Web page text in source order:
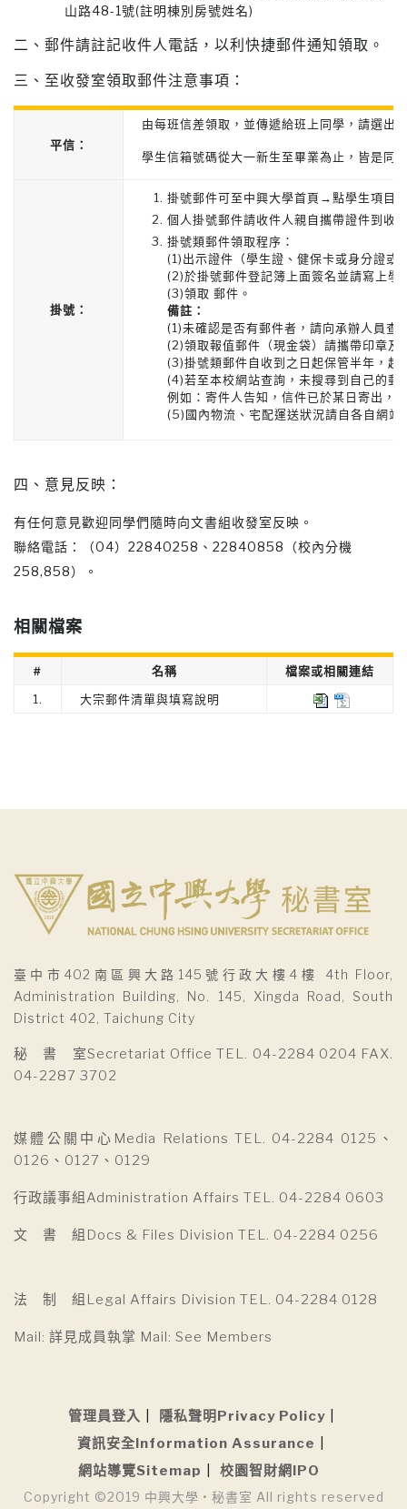
山路48-1號(註明棟別房號姓名)
二、郵件請註記收件人電話，以利快捷郵件通知領取。
三、至收發室領取郵件注意事項：
平信：
由每班信差領取，並傳遞給班上同學，請選出
學生信箱號碼從大一新生至畢業為止，皆是同
掛號：
掛號郵件可至中興大學首頁→點學生項目
個人掛號郵件請收件人親自攜帶證件到收
掛號類郵件領取程序：
(1)出示證件（學生證、健保卡或身分證或
(2)於掛號郵件登記簿上面簽名並請寫上學
(3)領取 郵件。
備註：
(1)未確認是否有郵件者，請向承辦人員查
(2)領取報值郵件（現金袋）請攜帶印章及
(3)掛號類郵件自收到之日起保管半年，超
(4)若至本校網站查詢，未搜尋到自己的郵
例如：寄件人告知，信件已於某日寄出，
(5)國內物流、宅配運送狀況請自各自網站
四、意見反映：
有任何意見歡迎同學們隨時向文書組收發室反映。
聯絡電話：（04）22840258、22840858（校內分機
258,858）。
相關檔案
# 名稱
檔案或相關連結
1.
大宗郵件清單與填寫說明
臺中市402南區興大路145號行政大樓4樓 4th Floor,
Administration Building, No. 145, Xingda Road, South
District 402, Taichung City
秘 書 室Secretariat Office TEL. 04-2284 0204 FAX.
04-2287 3702
媒體公關中心Media Relations TEL. 04-2284 0125、
0126、0127、0129
行政議事組Administration Affairs TEL. 04-2284 0603
文 書 組Docs & Files Division TEL. 04-2284 0256
法 制 組Legal Affairs Division TEL. 04-2284 0128
Mail: 詳見成員執掌 Mail: See Members
管理員登入
隱私聲明Privacy Policy
資訊安全Information Assurance
網站導覽Sitemap
校園智財網IPO
Copyright ©2019 中興大學 • 秘書室 All rights reserved